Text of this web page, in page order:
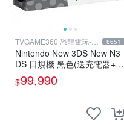
TVGAME360 恐龍電玩-台
中店
8651
Nintendo New 3DS New N3
DS 日規機 黑色(送充電器+保
護貼) 【台中恐龍電玩】
$99,990